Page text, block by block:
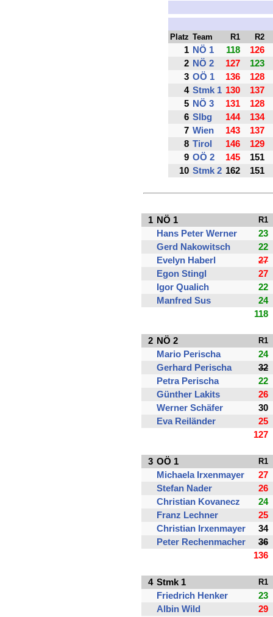
Platz Team R1 R2
1 NÖ 1 118
126
2 NÖ 2 127
123
3 OÖ 1 136
128
4 Stmk 1 130
137
5 NÖ 3 131
128
6 Slbg 144
134
7 Wien 143
137
8 Tirol 146
129
9 OÖ 2 145
151
10 Stmk 2 162 151
1 NÖ 1 R1
Hans Peter Werner
23
Gerd Nakowitsch
22
Evelyn Haberl
27
Egon Stingl
27
Igor Qualich
22
Manfred Sus
24
118
2 NÖ 2 R1
Mario Perischa
24
Gerhard Perischa
32
Petra Perischa
22
Günther Lakits
26
Werner Schäfer
30
Eva Reiländer
25
127
3 OÖ 1 R1
Michaela Irxenmayer
27
Stefan Nader
26
Christian Kovanecz
24
Franz Lechner
25
Christian Irxenmayer
34
Peter Rechenmacher
36
136
4 Stmk 1 R1
Friedrich Henker
23
Albin Wild
29